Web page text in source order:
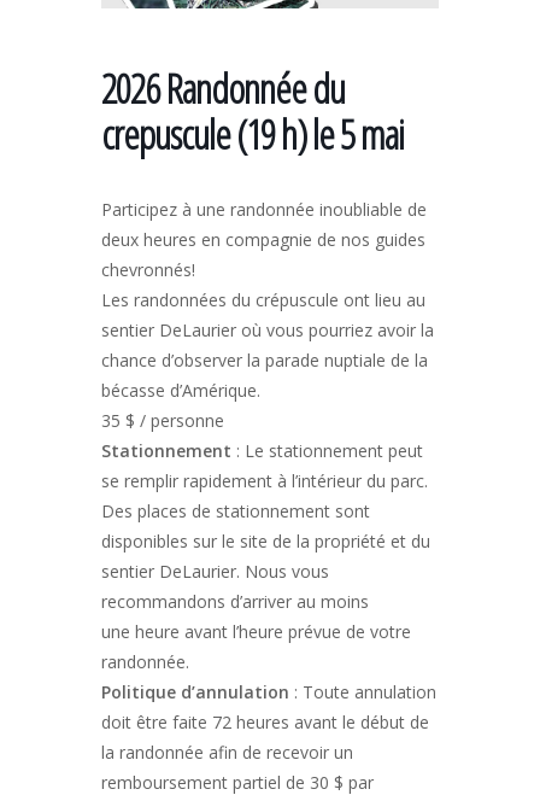
2026 Randonnée du
crepuscule (19 h) le 5 mai
Participez à une randonnée inoubliable de
deux heures en compagnie de nos guides
chevronnés!
Les randonnées du crépuscule ont lieu au
sentier DeLaurier où vous pourriez avoir la
chance d’observer la parade nuptiale de la
bécasse d’Amérique.
35 $ / personne
Stationnement : Le stationnement peut
se remplir rapidement à l’intérieur du parc.
Des places de stationnement sont
disponibles sur le site de la propriété et du
sentier DeLaurier. Nous vous
recommandons d’arriver au moins
une heure avant l’heure prévue de votre
randonnée.
Politique d’annulation : Toute annulation
doit être faite 72 heures avant le début de
la randonnée afin de recevoir un
remboursement partiel de 30 $ par